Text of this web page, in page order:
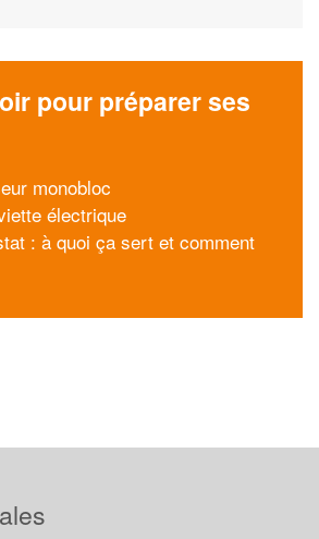
pour préparer ses
monobloc
électrique
: à quoi ça sert et comment